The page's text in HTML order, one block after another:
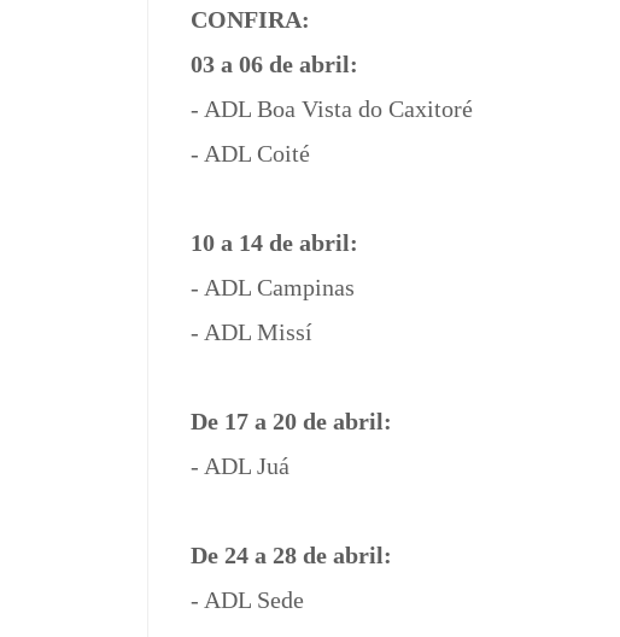
CONFIRA:
03 a 06 de abril:
- ADL Boa Vista do Caxitoré
- ADL Coité
10 a 14 de abril:
- ADL Campinas
- ADL Missí
De 17 a 20 de abril:
- ADL Juá
De 24 a 28 de abril:
- ADL Sede